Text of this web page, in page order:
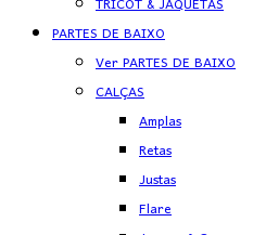
PARTES DE BAIXO
Ver PARTES DE BAIXO
CALÇAS
Amplas
Retas
Justas
Flare